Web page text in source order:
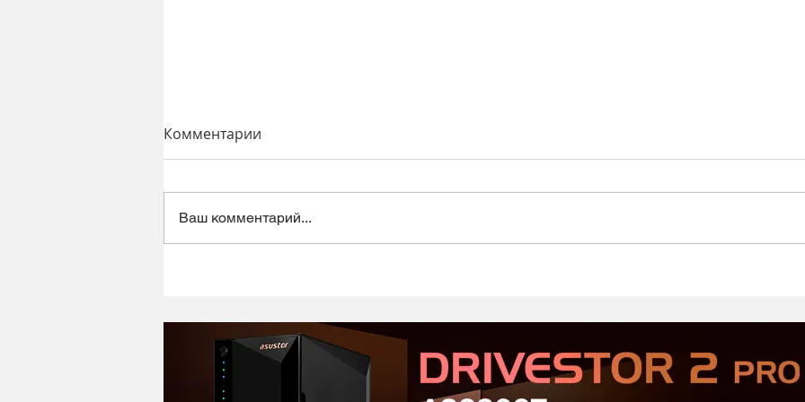
микрофон в ретро корпусе
Serious Sam: Shatterverse в
и
Комментарии
Ваш комментарий...